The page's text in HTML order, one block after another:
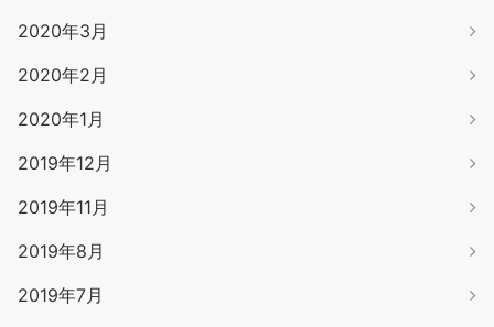
2020年3月
2020年2月
2020年1月
2019年12月
2019年11月
2019年8月
2019年7月